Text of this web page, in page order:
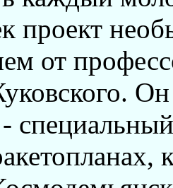
проект
от
-